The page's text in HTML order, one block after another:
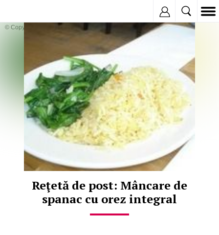
© Copyright: iStockphoto
Reţetă de post: Mâncare de
spanac cu orez integral